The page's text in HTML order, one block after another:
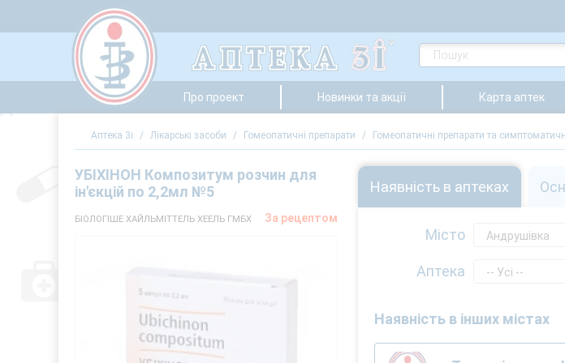
Про проект Новинки та акції Карта аптек
Аптека 3i / Лікарські засоби / Гомеопатичні препарати / Гомеопатичні препарати та
УБІХІНОН Композитум розчин для
ін'єкцій по 2,2мл №5
За рецептом
БІОЛОГІШЕ ХАЙЛЬМІТТЕЛЬ ХЕЕЛЬ ГМБХ
Наявність в аптеках
Місто Андрушівка
Аптека -- Усі --
Наявність в інших містах